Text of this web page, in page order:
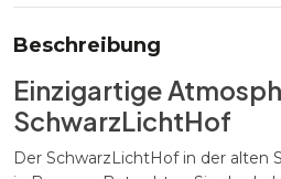
Beschreibung
Einzigartige
SchwarzLichtHof
Der SchwarzLichtHof in der alten